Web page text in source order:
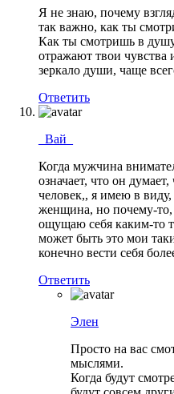
Я не знаю, почему
так важно, как ты
Как ты смотришь в
отражают твои чувства
зеркало души, чаще
Ответить
_Вай_
Когда мужчина
означает, что он
человек,, я имею в виду,
женщина, но почему-то,
ощущаю себя каким-то
может быть это мои
конечно вести себя
Ответить
Элен
Просто на вас
мыслями.
Когда будут